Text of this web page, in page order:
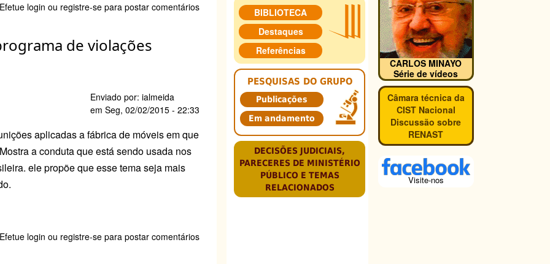
Efetue login ou registre-se para postar comentários
de violações
Enviado por:ialmeida
emSeg, 02/02/2015 - 22:33
aplicadas a fábrica de móveis em que
a conduta que está sendo usada nos
ele propõe que esse tema seja mais
Efetue login ou registre-se para postar comentários
BIBLIOTECA
Destaques
Referências
PESQUISAS DO GRUPO
Publicações
Em andamento
DECISÕES JUDICIAIS,
PARECERES DE MINISTÉRIO
PÚBLICO E TEMAS
RELACIONADOS
CARLOS MINAYO
Série de vídeos
Câmara técnica da
CIST Nacional
Discussão sobre
RENAST
Visite-nos